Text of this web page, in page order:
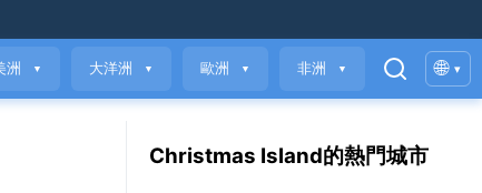
洲 ▼ 大洋洲 ▼ 歐洲 ▼ 非洲 ▼ 🌐 ▾
Christmas Island的熱門城市